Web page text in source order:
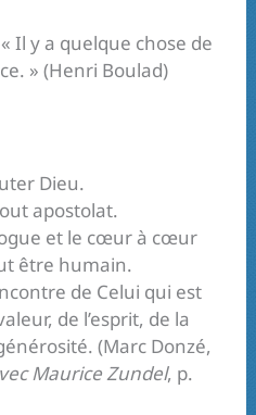
Il y a quelque chose de
» (Henri Boulad)
Dieu.
apostolat.
et le cœur à cœur
être humain.
de Celui qui est
de l’esprit, de la
(Marc Donzé,
Maurice Zundel, p.